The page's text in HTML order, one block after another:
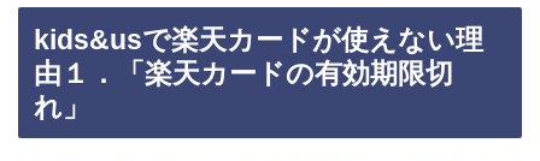
kids&usで楽天カードが使えない理
由１．「楽天カードの有効期限切
れ」